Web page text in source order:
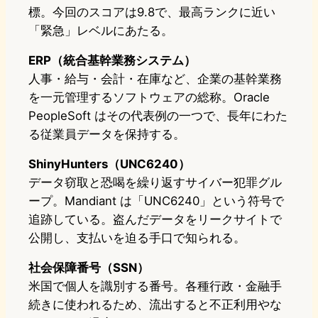
標。今回のスコアは9.8で、最高ランクに近い
「緊急」レベルにあたる。
ERP（統合基幹業務システム）
人事・給与・会計・在庫など、企業の基幹業務
を一元管理するソフトウェアの総称。Oracle
PeopleSoft はその代表例の一つで、長年にわた
る従業員データを保持する。
ShinyHunters（UNC6240）
データ窃取と恐喝を繰り返すサイバー犯罪グル
ープ。Mandiant は「UNC6240」という符号で
追跡している。盗んだデータをリークサイトで
公開し、支払いを迫る手口で知られる。
社会保障番号（SSN）
米国で個人を識別する番号。各種行政・金融手
続きに使われるため、流出すると不正利用やな